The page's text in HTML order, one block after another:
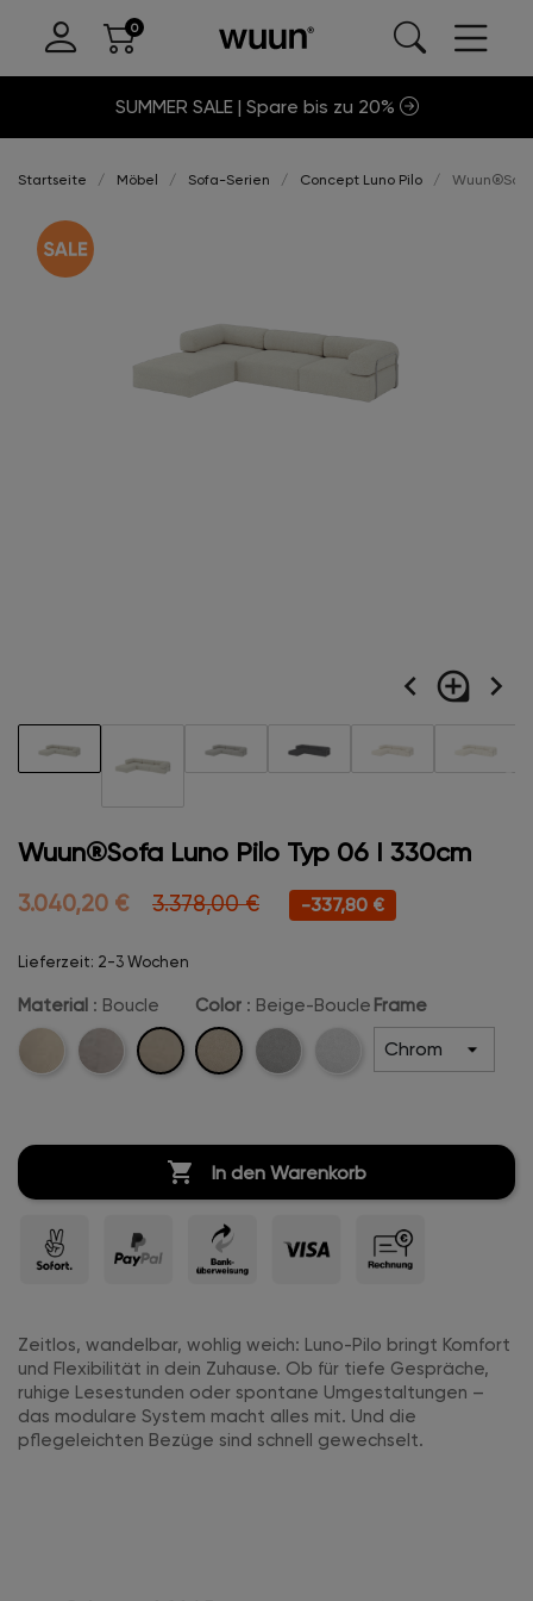
SUMMER SALE | Spare bis zu 20%
Startseite Möbel Sofa-Serien Concept Luno Pilo
navigate_before loupe navigate_next
Wuun®Sofa Luno Pilo Typ 06 I 330cm
3.040,20 € 3.378,00 € -337,80 €
Lieferzeit: 2-3 Wochen
Material : Boucle
Cord Velvet Boucle
Color : Beige-Boucle
Beige-
Boucle
Hellgrau- Schneeweiß-
Frame
 In den Warenkorb
Zeitlos, wandelbar, wohlig weich: Luno-Pilo bringt Komfort
und Flexibilität in dein Zuhause. Ob für tiefe Gespräche,
ruhige Lesestunden oder spontane Umgestaltungen –
das modulare System macht alles mit. Und die
pflegeleichten Bezüge sind schnell gewechselt.